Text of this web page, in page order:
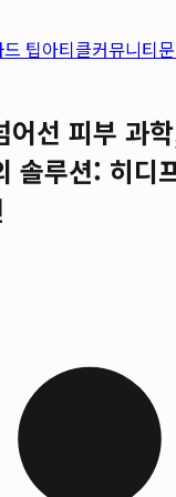
팁아티클커뮤니티
어선 피부 과
솔루션: 히디